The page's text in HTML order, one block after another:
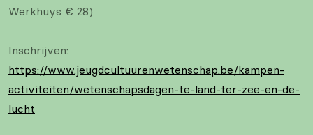
Werkhuys € 28)
Inschrijven:
https://www.jeugdcultuurenwetenschap.be/kampen-
activiteiten/wetenschapsdagen-te-land-ter-zee-en-de-
lucht